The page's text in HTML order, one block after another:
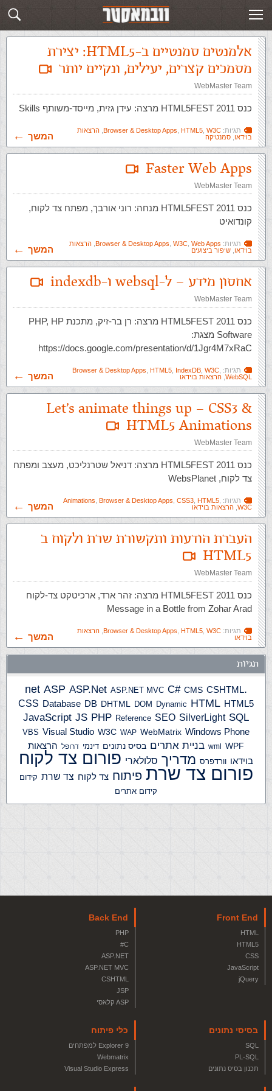
תגית: Browser & Desktop Apps פוסטים חדשים
אלמנטים סמנטיים ב-HTML5: יצירת
מסמכים קצרים, יעילים, ונקיים יותר
WebMaster Team
כנס HTML5FEST 2011 מרצה: עידן גזית, מייסד-משותף Skills
תגיות: Browser & Desktop Apps HTML5 W3C
הרצאות
בוידאו סמנטיקה המשך
Faster Web Apps
WebMaster Team
כנס HTML5FEST 2011 מנחה: רוני אורבך, מפתח צד לקוח,
קונדואיט
תגיות: Browser & Desktop Apps W3C Web Apps
הרצאות
בוידאו שיפור ביצועים המשך
אחסון מידע – ל-websql ו-indexdb
WebMaster Team
כנס HTML5FEST 2011 מרצה: רן בר-זיק, מתכנת PHP, HP
Software מצגת:
https://docs.google.com/presentation/d/1Jgr4M7xRaC
תגיות: Browser & Desktop Apps HTML5 IndexDB W3C
WebSQL הרצאות בוידאו המשך
Let's animate things up – CSS3 &
HTML5 Animations
WebMaster Team
כנס HTML5FEST 2011 מרצה: דניאל שטרנליכט, מעצב ומפתח
צד לקוח, WebsPlanet
תגיות: Animations Browser & Desktop Apps CSS3 HTML5
W3C הרצאות בוידאו המשך
העברת הודעות ותקשורת שרת ולקוח ב
HTML5
WebMaster Team
כנס HTML5FEST 2011 מרצה: זהר ארד, ארכיטקט צד-לקוח
Message in a Bottle from Zohar Arad
תגיות: Browser & Desktop Apps HTML5 W3C
הרצאות
בוידאו
המשך
תגיות
.net
ASP ASP.Net ASP.NET MVC C# CMS CSHTML
CSS Database DB DHTML DOM Dynamic HTML HTML5
JavaScript JS PHP Reference SEO SilverLight SQL
VBS Visual Studio W3C WAP WebMatrix Windows Phone
wml WPF בניית אתרים בסיס נתונים דינמי דרופל הרצאות
בוידאו וורדפרס מדריך סלולארי פורום צד לקוח
פורום צד שרת פיתוח צד לקוח צד שרת קידום
קידום אתרים
Front End
HTML
HTML5
CSS
JavaScript
jQuery
Back End
PHP
C#
ASP.NET
ASP.NET MVC
CSHTML
JSP
ASP קלאסי
בסיסי נתונים
SQL
PL-SQL
תכנון בסיס נתונים
כלי פיתוח
Explorer 9 למפתחים
Webmatrix
Visual Studio Express